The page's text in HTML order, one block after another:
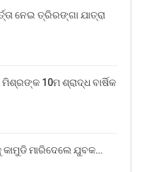
ନେଇ ତ୍ରିରଙ୍ଗା ଯାତ୍ରା
10ମ ଶ୍ରାଦ୍ଧ ବାର୍ଷିକ
ମାରିଦେଲେ ଯୁବକ…